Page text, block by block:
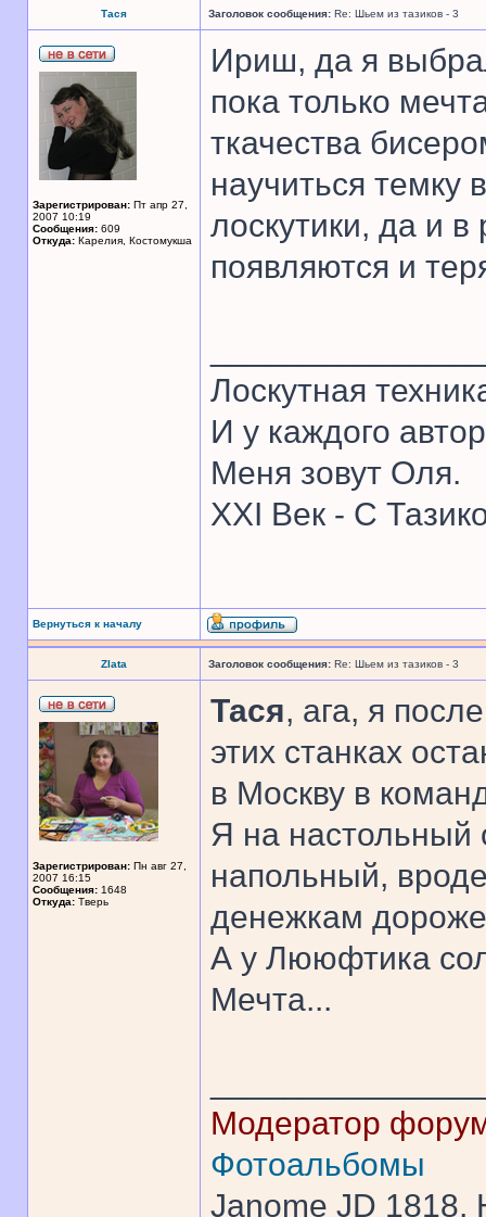
Тася Заголовок сообщения: Re: Шьем из тазиков - 3
Зарегистрирован: Пт апр 27,
2007 10:19
Сообщения: 609
Откуда: Карелия, Костомукша
Ириш, да я
пока только
ткачества
научиться темку
лоскутики, да и
появляются и
Лоскутная
И у каждого
Меня зовут Оля.
XXI Век - С
Вернуться к началу
Zlata Заголовок сообщения: Re: Шьем из тазиков - 3
Зарегистрирован: Пн авг 27,
2007 16:15
Сообщения: 1648
Откуда: Тверь
Тася, ага, я
этих станках
в Москву в
Я на настольный
напольный,
денежкам
А у Лююфтика
Мечта...
Модератор
Фотоальбомы
Janome JD 1818,